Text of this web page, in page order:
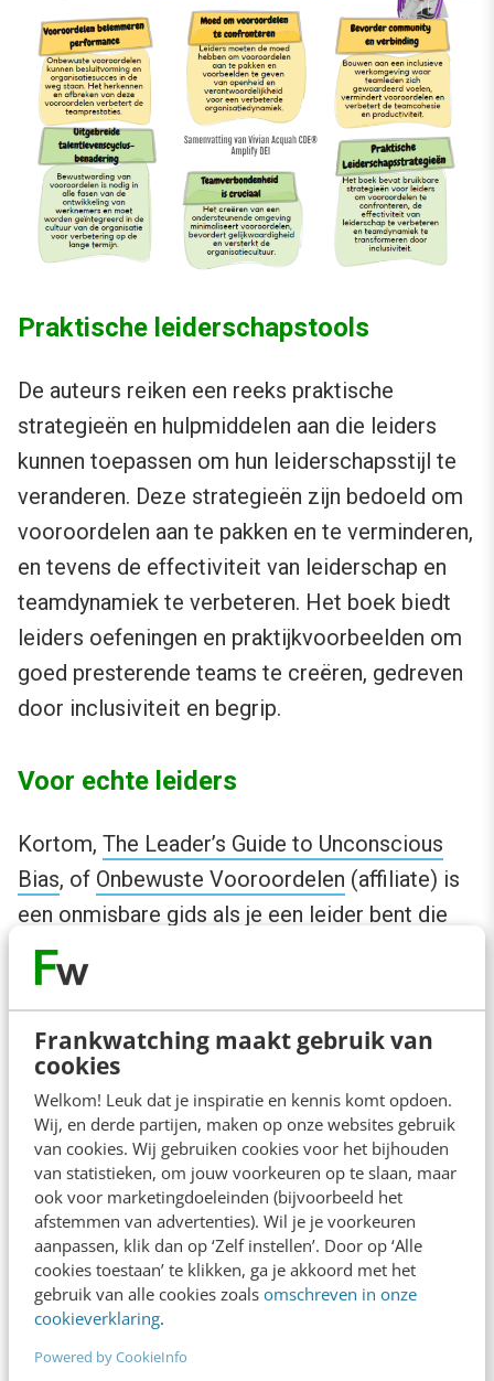
Frankwatching maakt gebruik van
cookies
Welkom! Leuk dat je inspiratie en kennis komt opdoen.
Wij, en derde partijen, maken op onze websites gebruik
van cookies. Wij gebruiken cookies voor het bijhouden
van statistieken, om jouw voorkeuren op te slaan, maar
ook voor marketingdoeleinden (bijvoorbeeld het
afstemmen van advertenties). Wil je je voorkeuren
aanpassen, klik dan op ‘Zelf instellen’. Door op ‘Alle
cookies toestaan’ te klikken, ga je akkoord met het
gebruik van alle cookies zoals omschreven in onze
cookieverklaring.
Powered by CookieInfo
Praktische leiderschapstools
De auteurs reiken een reeks praktische
strategieën en hulpmiddelen aan die leiders
kunnen toepassen om hun leiderschapsstijl te
veranderen. Deze strategieën zijn bedoeld om
vooroordelen aan te pakken en te verminderen,
en tevens de effectiviteit van leiderschap en
teamdynamiek te verbeteren. Het boek biedt
leiders oefeningen en praktijkvoorbeelden om
goed presterende teams te creëren, gedreven
door inclusiviteit en begrip.
Voor echte leiders
Kortom, The Leader’s Guide to Unconscious
Bias, of Onbewuste Vooroordelen (affiliate) is
een onmisbare gids als je een leider bent die
wil leiden met empathie en inzicht. Het boek
biedt praktisch, bruikbaar advies en fungeert
als een routekaart voor het transformeren van
leiderschapsbenaderingen. Het cultiveert
omgevingen waarin alle teamleden kunnen
gedijen.
Dus ben je een leider die haar/zijn/hun zakelijke
doelen wil bereiken en tegelijkertijd een cultuur
van inclusie en gelijkwaardigheid wil
bevorderen? Dan is dit boek een absolute
aanrader.